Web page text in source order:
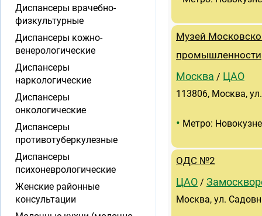
Музей
промышленности
Москва / ЦАО
113806, Москва,
• Метро:
ОДС №2
ЦАО /
Москва, ул.
Диспансеры врачебно-
физкультурные
Диспансеры кожно-
венерологические
Диспансеры
наркологические
Диспансеры
онкологические
Диспансеры
противотуберкулезные
Диспансеры
психоневрологические
Женские районные
консультации